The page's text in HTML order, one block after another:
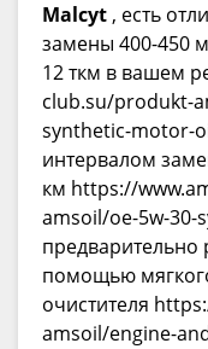
Malcyt , есть
замены 400-450
12 ткм в вашем
club.su/produkt-
synthetic-motor-
интервалом
км https://
amsoil/oe-5w-30-
помощью
очистителя
amsoil/engine-